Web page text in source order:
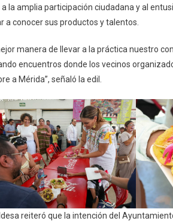
la amplia participación ciudadana y al
a conocer sus productos y talentos.
manera de llevar a la práctica nuestro
encuentros donde los vecinos
a Mérida”, señaló la edil.
reiteró que la intención del